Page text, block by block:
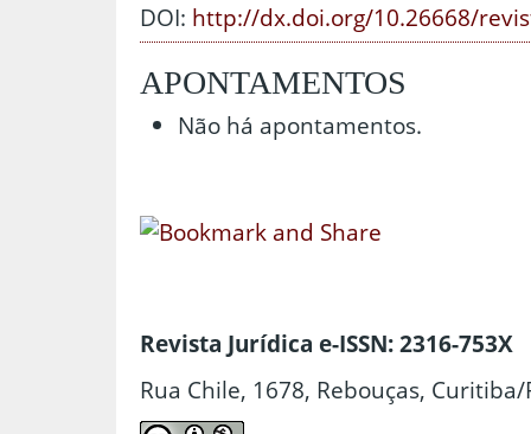
DOI: http://dx.doi.org/10.26668/
APONTAMENTOS
Não há apontamentos.
Revista Jurídica e-ISSN: 2316-753X
Rua Chile, 1678, Rebouças, Curitiba/